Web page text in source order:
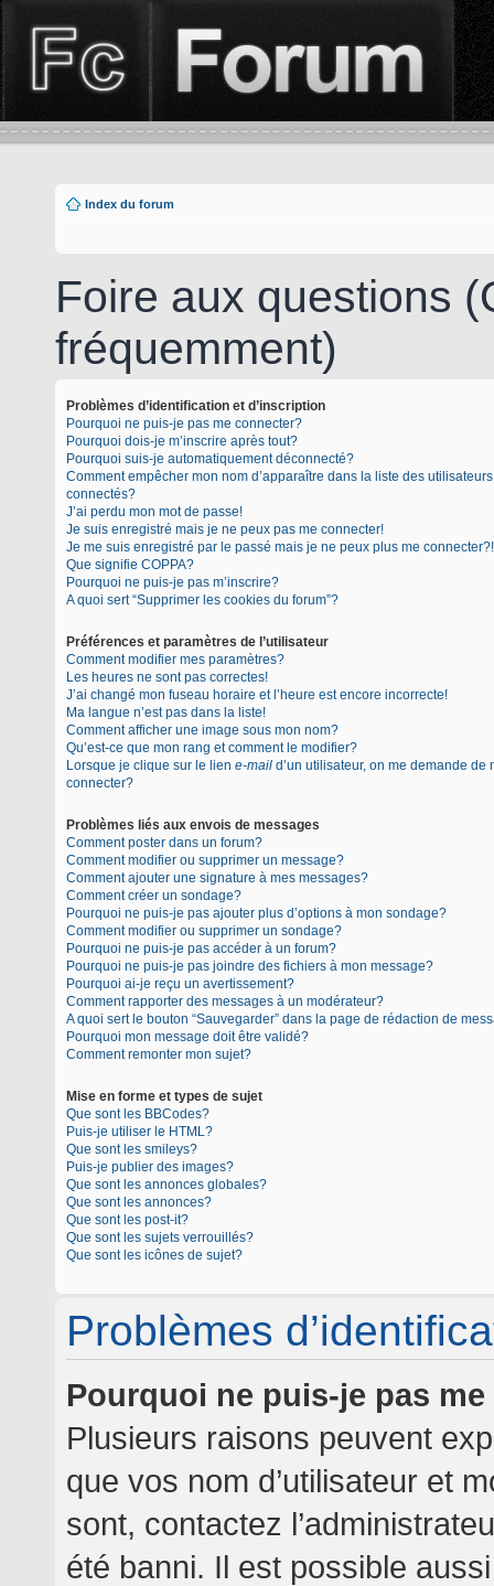
Index du forum
Foire aux questions
fréquemment)
Problèmes d’identification et d’inscription
Pourquoi ne puis-je pas me connecter?
Pourquoi dois-je m’inscrire après tout?
Pourquoi suis-je automatiquement déconnecté?
Comment empêcher mon nom d’apparaître dans la liste des utilisateurs
connectés?
J’ai perdu mon mot de passe!
Je suis enregistré mais je ne peux pas me connecter!
Je me suis enregistré par le passé mais je ne peux plus me connecter?!
Que signifie COPPA?
Pourquoi ne puis-je pas m’inscrire?
A quoi sert “Supprimer les cookies du forum”?
Préférences et paramètres de l’utilisateur
Comment modifier mes paramètres?
Les heures ne sont pas correctes!
J’ai changé mon fuseau horaire et l’heure est encore incorrecte!
Ma langue n’est pas dans la liste!
Comment afficher une image sous mon nom?
Qu’est-ce que mon rang et comment le modifier?
Lorsque je clique sur le lien e-mail d’un utilisateur, on me demande de
connecter?
Problèmes liés aux envois de messages
Comment poster dans un forum?
Comment modifier ou supprimer un message?
Comment ajouter une signature à mes messages?
Comment créer un sondage?
Pourquoi ne puis-je pas ajouter plus d’options à mon sondage?
Comment modifier ou supprimer un sondage?
Pourquoi ne puis-je pas accéder à un forum?
Pourquoi ne puis-je pas joindre des fichiers à mon message?
Pourquoi ai-je reçu un avertissement?
Comment rapporter des messages à un modérateur?
A quoi sert le bouton “Sauvegarder” dans la page de rédaction de
Pourquoi mon message doit être validé?
Comment remonter mon sujet?
Mise en forme et types de sujet
Que sont les BBCodes?
Puis-je utiliser le HTML?
Que sont les smileys?
Puis-je publier des images?
Que sont les annonces globales?
Que sont les annonces?
Que sont les post-it?
Que sont les sujets verrouillés?
Que sont les icônes de sujet?
Problèmes
Pourquoi ne puis-je pas
Plusieurs raisons peuvent
que vos nom d’utilisateur et
sont, contactez
été banni. Il est possible